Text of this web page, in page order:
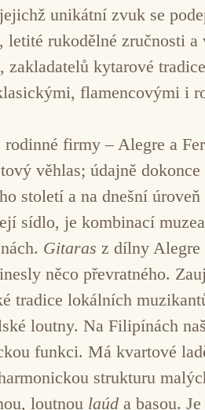
unikátní zvuk se
rukodělné zručnosti a
kytarové
flamencovými i
firmy – Alegre a
věhlas; údajně
století a na dnešní
sídlo, je kombinací
Gitaras z dílny Alegre
něco převratného.
tradice lokálních
loutny. Na Filipínách
funkci. Má kvartové
strukturu
loutnou laúd a basou.